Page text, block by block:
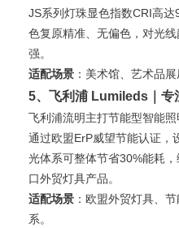
JS系列灯珠显色指数CRI高
色复原精准、无偏色，对光
强。
适配场景 ：美术馆、艺术品
5、飞利浦 Lumileds｜专
飞利浦流明主打节能型智能
通过欧盟ErP威望节能认证，
光体系可整体节省30%能耗
口外贸灯具产品。
适配场景 ：欧盟外贸灯具、
系。